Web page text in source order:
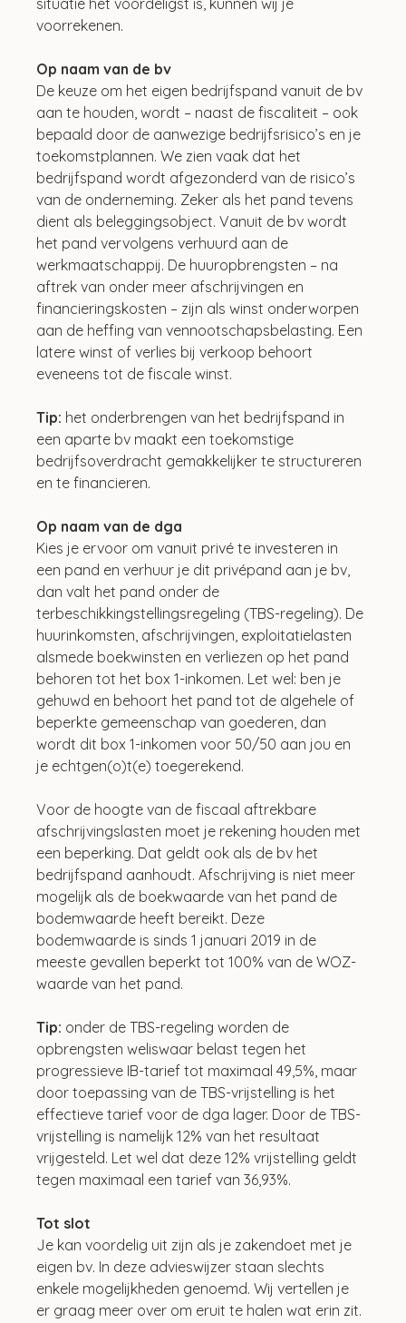
voorrekenen.
Op naam van de bv
De keuze om het eigen bedrijfspand vanuit de bv
aan te houden, wordt – naast de fiscaliteit – ook
bepaald door de aanwezige bedrijfsrisico’s en je
toekomstplannen. We zien vaak dat het
bedrijfspand wordt afgezonderd van de risico’s
van de onderneming. Zeker als het pand tevens
dient als beleggingsobject. Vanuit de bv wordt
het pand vervolgens verhuurd aan de
werkmaatschappij. De huuropbrengsten – na
aftrek van onder meer afschrijvingen en
financieringskosten – zijn als winst onderworpen
aan de heffing van vennootschapsbelasting. Een
latere winst of verlies bij verkoop behoort
eveneens tot de fiscale winst.
Tip: het onderbrengen van het bedrijfspand in
een aparte bv maakt een toekomstige
bedrijfsoverdracht gemakkelijker te structureren
en te financieren.
Op naam van de dga
Kies je ervoor om vanuit privé te investeren in
een pand en verhuur je dit privépand aan je bv,
dan valt het pand onder de
terbeschikkingstellingsregeling (TBS-regeling). De
huurinkomsten, afschrijvingen, exploitatielasten
alsmede boekwinsten en verliezen op het pand
behoren tot het box 1-inkomen. Let wel: ben je
gehuwd en behoort het pand tot de algehele of
beperkte gemeenschap van goederen, dan
wordt dit box 1-inkomen voor 50/50 aan jou en
je echtgen(o)t(e) toegerekend.
Voor de hoogte van de fiscaal aftrekbare
afschrijvingslasten moet je rekening houden met
een beperking. Dat geldt ook als de bv het
bedrijfspand aanhoudt. Afschrijving is niet meer
mogelijk als de boekwaarde van het pand de
bodemwaarde heeft bereikt. Deze
bodemwaarde is sinds 1 januari 2019 in de
meeste gevallen beperkt tot 100% van de WOZ-
waarde van het pand.
Tip: onder de TBS-regeling worden de
opbrengsten weliswaar belast tegen het
progressieve IB-tarief tot maximaal 49,5%, maar
door toepassing van de TBS-vrijstelling is het
effectieve tarief voor de dga lager. Door de TBS-
vrijstelling is namelijk 12% van het resultaat
vrijgesteld. Let wel dat deze 12% vrijstelling geldt
tegen maximaal een tarief van 36,93%.
Tot slot
Je kan voordelig uit zijn als je zakendoet met je
eigen bv. In deze advieswijzer staan slechts
enkele mogelijkheden genoemd. Wij vertellen je
er graag meer over om eruit te halen wat erin zit.